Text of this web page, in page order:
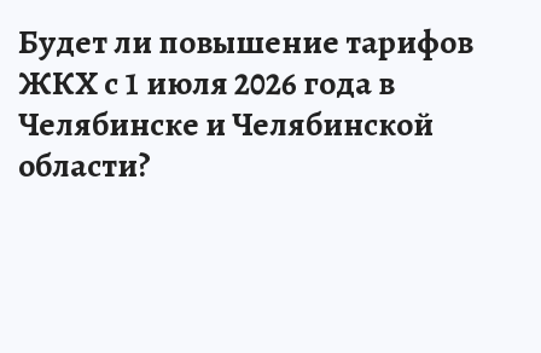
Будет ли повышение тарифов
ЖКХ с 1 июля 2026 года в
Челябинске и Челябинской
области?